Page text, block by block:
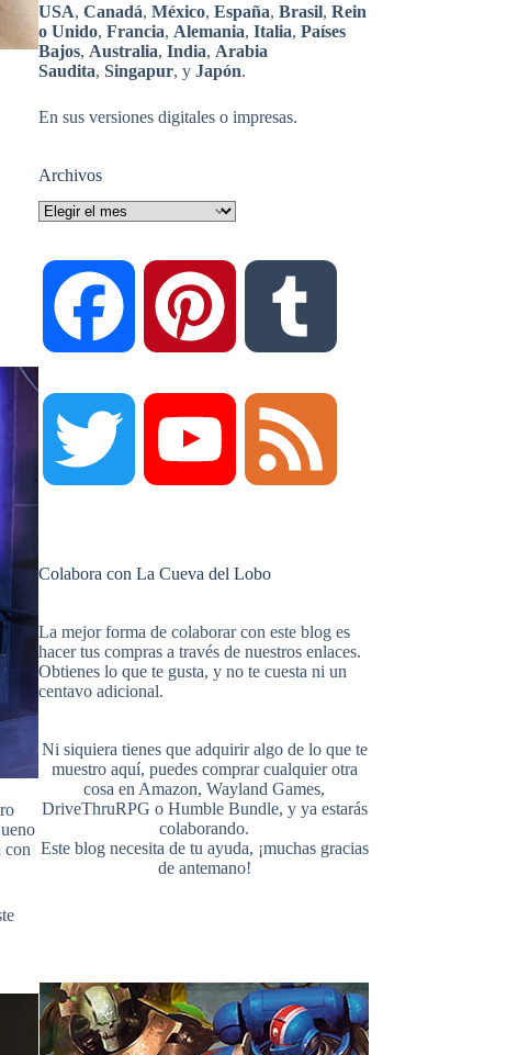
con
USA,Canadá,México,España,Brasil,Rein
o Unido,Francia, Alemania,Italia,Países
Bajos, Australia,India, Arabia
Saudita,Singapur, yJapón.
En sus versiones digitales o impresas.
Archivos
Archivos
e
b
o
o
t
e
r
e
t
l
r
t
r
u
e
Colabora con La Cueva del Lobo
La mejor forma de colaborar con este blog es
hacer tus compras a través de nuestros enlaces.
Obtienes lo que te gusta, y no te cuesta ni un
centavo adicional.
Ni siquiera tienes que adquirir algo de lo que te
muestro aquí, puedes comprar cualquier otra
cosa en Amazon,Wayland Games,
DriveThruRPG o Humble Bundle, y ya estarás
colaborando.
Este blog necesita de tu ayuda, ¡muchas gracias
de antemano!